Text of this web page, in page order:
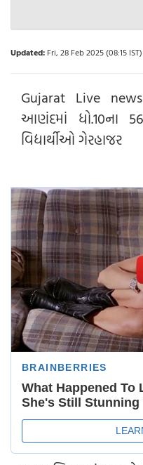
Updated: Fri, 28 Feb 2025 (08:15 IST)
Gujarat Live
આણંદમાં ધો.10ના
વિદ્યાર્થીઓ ગેરહાજર